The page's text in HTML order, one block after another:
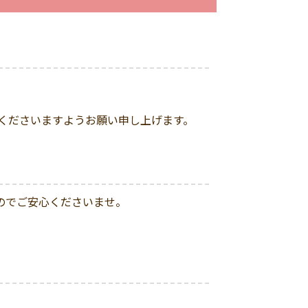
さいますようお願い申し上げます。
ご安心くださいませ。